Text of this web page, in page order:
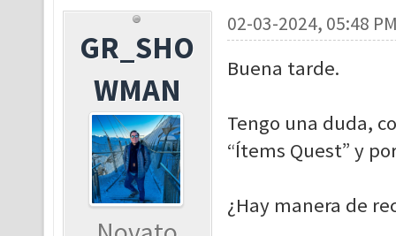
GR_SHO
WMAN
02-03-2024, 05:48
Buena tarde.
Tengo una duda,
“Ítems Quest” y
¿Hay manera de